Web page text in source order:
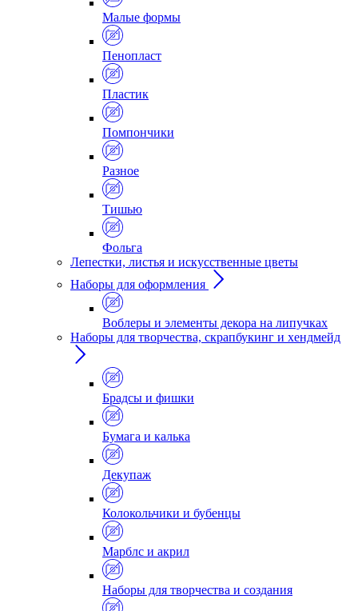
Малые формы
Пенопласт
Пластик
Помпончики
Разное
Тишью
Фольга
Лепестки, листья и искусственные цветы
Наборы для оформления
Воблеры и элементы декора на липучках
Наборы для творчества, скрапбукинг и хендмейд
Брадсы и фишки
Бумага и калька
Декупаж
Колокольчики и бубенцы
Марблс и акрил
Наборы для творчества и создания